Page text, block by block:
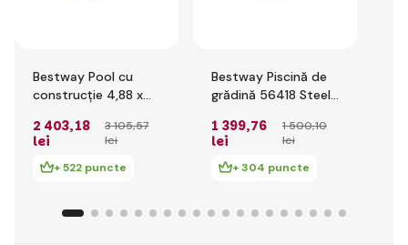
Bestway Pool cu
construcție 4,88 x
cartuș
2 403,18
lei
3 105,57
lei
+ 522 puncte
Bestway Piscină de
grădină 56418 Steel
1.00m Pool Set
1 399,76
lei
1 500,10
lei
+ 304 puncte